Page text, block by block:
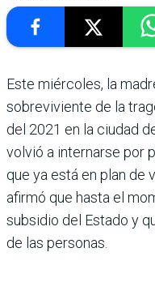
Este miércoles, la
sobreviviente de la
del 2021 en la ciudad
volvió a internarse por
que ya está en plan de
afirmó que hasta el
subsidio del Estado y
de las personas.